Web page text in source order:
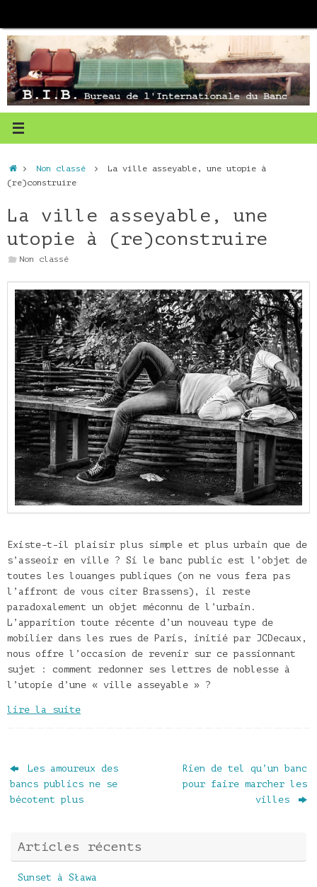
contenu
AccueilNon classé
La ville asseyable, une utopie à
(re)construire
La ville asseyable, une
utopie à (re)construire
Non classé
Existe-t-il plaisir plus simple et plus urbain que de
s’asseoir en ville ? Si le banc public est l’objet de
toutes les louanges publiques (on ne vous fera pas
l’affront de vous citer Brassens), il reste
paradoxalement un objet méconnu de l’urbain.
L’apparition toute récente d’un nouveau type de
mobilier dans les rues de Paris, initié par JCDecaux,
nous offre l’occasion de revenir sur ce passionnant
sujet : comment redonner ses lettres de noblesse à
l’utopie d’une « ville asseyable » ?
lire la suite
Les amoureux des
bancs publics ne se
bécotent plus
Rien de tel qu’un banc
pour faire marcher les
villes
Articles récents
Sunset à Sława